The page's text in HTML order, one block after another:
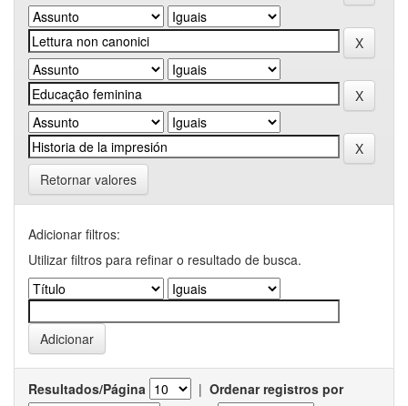
Retornar valores
Adicionar filtros:
Utilizar filtros para refinar o resultado de busca.
Resultados/Página | Ordenar registros por